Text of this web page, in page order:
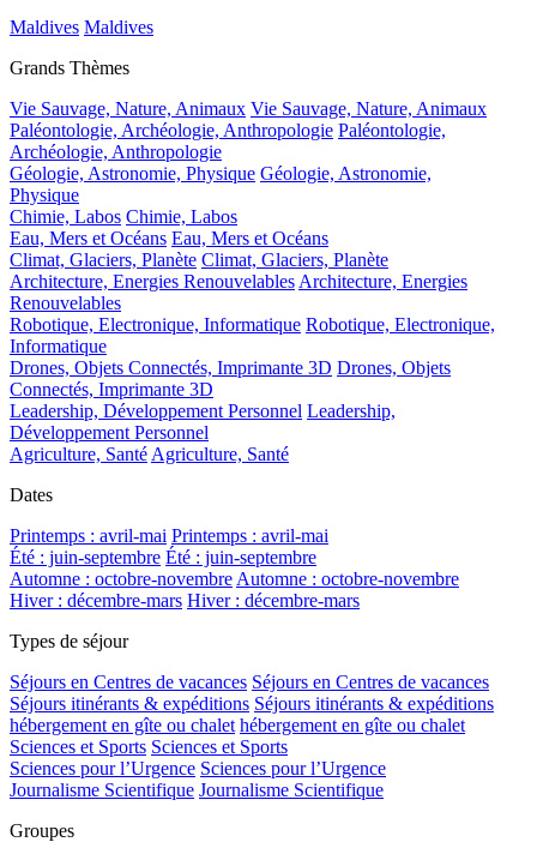
Maldives Maldives
Grands Thèmes
Vie Sauvage, Nature, Animaux Vie Sauvage, Nature, Animaux
Paléontologie, Archéologie, Anthropologie Paléontologie,
Archéologie, Anthropologie
Géologie, Astronomie, Physique Géologie, Astronomie,
Physique
Chimie, Labos Chimie, Labos
Eau, Mers et Océans Eau, Mers et Océans
Climat, Glaciers, Planète Climat, Glaciers, Planète
Architecture, Energies Renouvelables Architecture, Energies
Renouvelables
Robotique, Electronique, Informatique Robotique, Electronique,
Informatique
Drones, Objets Connectés, Imprimante 3D Drones, Objets
Connectés, Imprimante 3D
Leadership, Développement Personnel Leadership,
Développement Personnel
Agriculture, Santé Agriculture, Santé
Dates
Printemps : avril-mai Printemps : avril-mai
Été : juin-septembre Été : juin-septembre
Automne : octobre-novembre Automne : octobre-novembre
Hiver : décembre-mars Hiver : décembre-mars
Types de séjour
Séjours en Centres de vacances Séjours en Centres de vacances
Séjours itinérants & expéditions Séjours itinérants & expéditions
hébergement en gîte ou chalet hébergement en gîte ou chalet
Sciences et Sports Sciences et Sports
Sciences pour l’Urgence Sciences pour l’Urgence
Journalisme Scientifique Journalisme Scientifique
Groupes